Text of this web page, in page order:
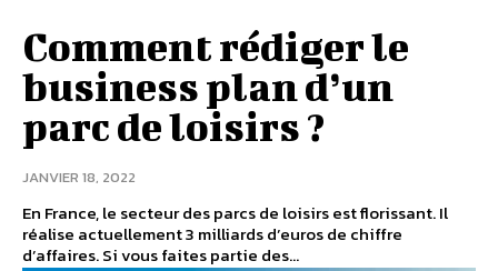
Comment rédiger le
business plan d’un
parc de loisirs ?
JANVIER 18, 2022
En France, le secteur des parcs de loisirs est florissant. Il
réalise actuellement 3 milliards d’euros de chiffre
d’affaires. Si vous faites partie des...